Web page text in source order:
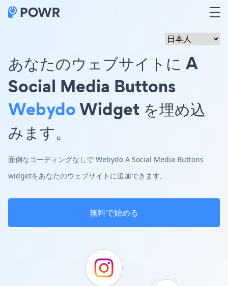
あなたのウェブサイトに A
Social Media Buttons
WebydoWidget を埋め込
みます。
面倒なコーディングなしで Webydo A Social Media Buttons
widgetをあなたのウェブサイトに追加できます。
無料で始める